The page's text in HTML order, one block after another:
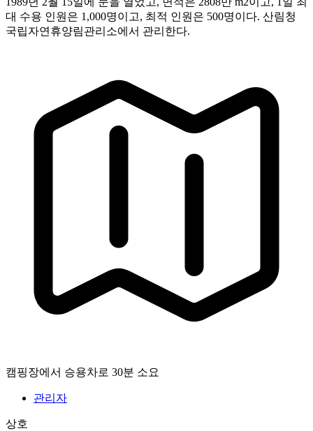
대 수용 인원은 1,000명이고, 최적 인원은 500명이다. 산림청
국립자연휴양림관리소에서 관리한다.
캠핑장에서 승용차로 30분 소요
관리자
상호